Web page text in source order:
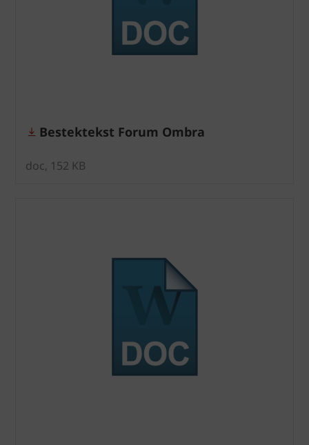
Bestektekst Forum Ombra
doc, 152 KB